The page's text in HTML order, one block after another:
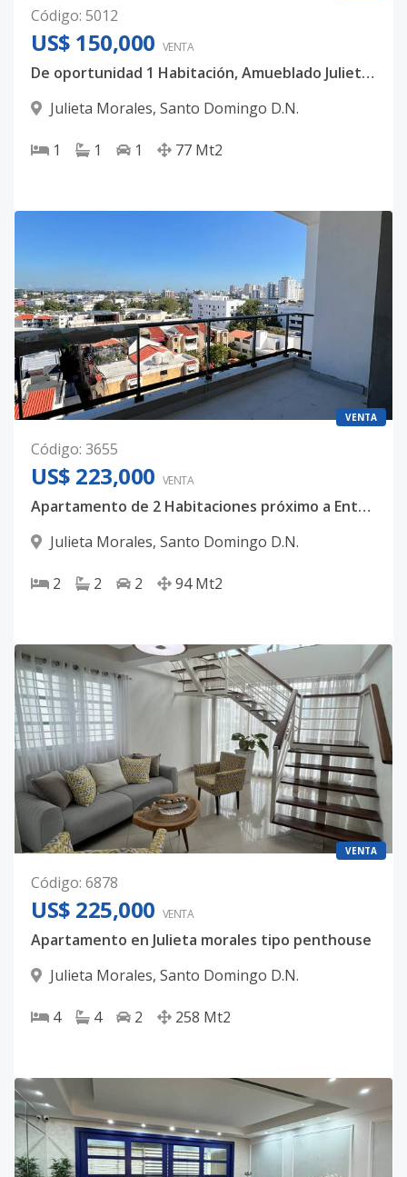
Código: 5012
US$ 150,000 VENTA
De oportunidad 1 Habitación, Amueblado Julieta morales
Julieta Morales, Santo Domingo D.N.
1 1 1 77 Mt2
VENTA
Código: 3655
US$ 223,000 VENTA
Apartamento de 2 Habitaciones próximo a Entrega !!
Julieta Morales, Santo Domingo D.N.
2 2 2 94 Mt2
VENTA
Código: 6878
US$ 225,000 VENTA
Apartamento en Julieta morales tipo penthouse
Julieta Morales, Santo Domingo D.N.
4 4 2 258 Mt2